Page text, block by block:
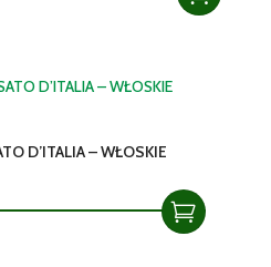
D’ITALIA – WŁOSKIE